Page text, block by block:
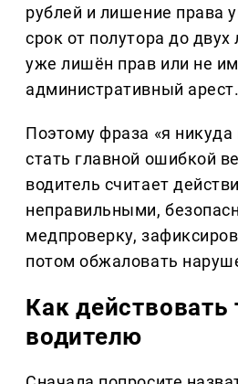
рублей и лишение права
срок от полутора до двух
уже лишён прав или не
административный арест.
Поэтому фраза «я
стать главной ошибкой
водитель считает
неправильными,
медпроверку,
потом обжаловать
Как действовать
водителю